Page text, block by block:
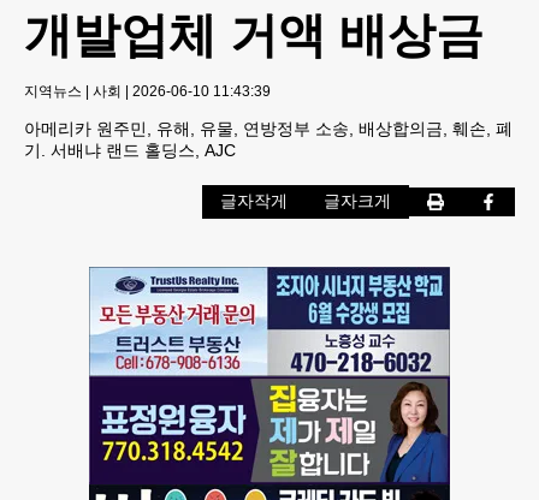
개발업체 거액 배상금
지역뉴스 | 사회 | 2026-06-10 11:43:39
아메리카 원주민, 유해, 유물, 연방정부 소송, 배상합의금, 훼손, 폐
기. 서배냐 랜드 홀딩스, AJC
글자작게 글자크게